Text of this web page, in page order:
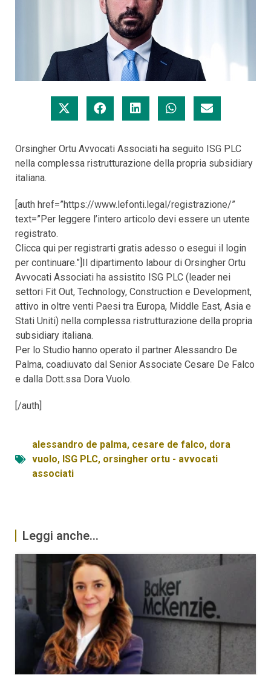
Orsingher Ortu Avvocati Associati ha seguito ISG PLC
nella complessa ristrutturazione della propria subsidiary
italiana.
[auth href=”https://www.lefonti.legal/registrazione/”
text=”Per leggere l’intero articolo devi essere un utente
registrato.
Clicca qui per registrarti gratis adesso o esegui il login
per continuare.”]Il dipartimento labour di Orsingher Ortu
Avvocati Associati ha assistito ISG PLC (leader nei
settori Fit Out, Technology, Construction e Development,
attivo in oltre venti Paesi tra Europa, Middle East, Asia e
Stati Uniti) nella complessa ristrutturazione della propria
subsidiary italiana.
Per lo Studio hanno operato il partner Alessandro De
Palma, coadiuvato dal Senior Associate Cesare De Falco
e dalla Dott.ssa Dora Vuolo.
[/auth]
alessandro de palma, cesare de falco, dora
vuolo, ISG PLC, orsingher ortu - avvocati
associati
Leggi anche...